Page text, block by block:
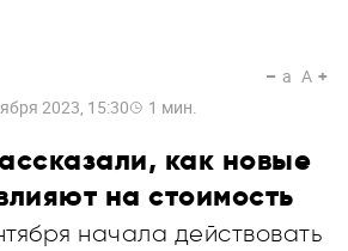
2023, 15:30 1 мин.
a A
как новые
на стоимость
начала действовать